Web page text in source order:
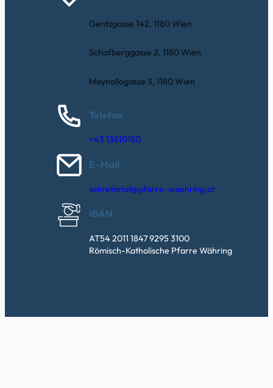
Gentzgasse 142, 1180 Wien
Schafberggasse 2, 1180 Wien
Maynollogasse 3, 1180 Wien
Telefon
+43 13610180
E-Mail
sekretariat@pfarre-waehring.at
IBAN
AT54 2011 1847 9295 3100
Römisch-Katholische Pfarre Währing